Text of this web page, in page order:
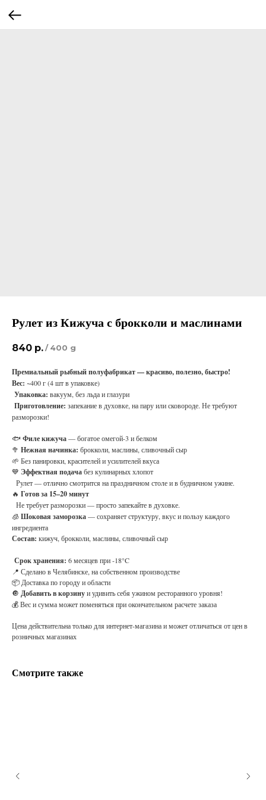
Рулет из Кижуча с брокколи и маслинами
840 р. / 400 g
Премиальный рыбный полуфабрикат — красиво, полезно, быстро!
Вес: ~400 г (4 шт в упаковке)
Упаковка: вакуум, без льда и глазури
Приготовление: запекание в духовке, на пару или сковороде. Не требуют
разморозки!
🐟Филе кижуча— богатое омегой-3 и белком
🥦 Нежная начинка: брокколи, маслины, сливочный сыр
🌱 Без панировки, красителей и усилителей вкуса
💙 Эффектная подачабез кулинарных хлопот
Рулет — отлично смотрится на праздничном столе и в будничном ужине.
🔥 Готов за 15–20 минут
Не требует разморозки — просто запекайте в духовке.
🧊Шоковая заморозка— сохраняет структуру, вкус и пользу каждого
ингредиента
Состав: кижуч, брокколи, маслины, сливочный сыр
Срок хранения: 6 месяцев при -18°C
📍 Сделано в Челябинске, на собственном производстве
📦 Доставка по городу и области
🔘 Добавить в корзинуи удивить себя ужином ресторанного уровня!
💰 Вес и сумма может поменяться при окончательном расчете заказа
Цена действительна только для интернет-магазина и может отличаться от цен в
розничных магазинах
Смотрите также